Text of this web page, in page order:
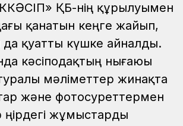
ҚБ-нің құрылуымен
қанатын кеңге жайып,
қуатты күшке айналды.
кәсіподақтың нығаюы
мәліметтер жинақта
және фотосуреттермен
жұмыстарды